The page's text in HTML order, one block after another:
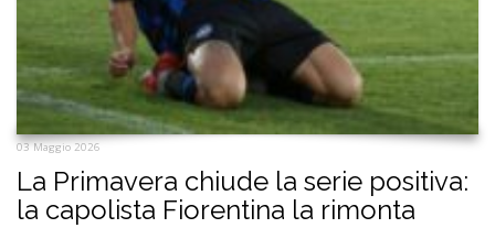
03 Maggio 2026
La Primavera chiude la serie positiva:
la capolista Fiorentina la rimonta